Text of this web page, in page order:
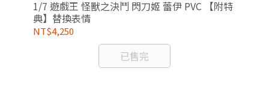
1/7 遊戲王 怪獸之決鬥 閃刀姬 蕾伊 PVC 【附特
典】替換表情
NT$4,250
已售完